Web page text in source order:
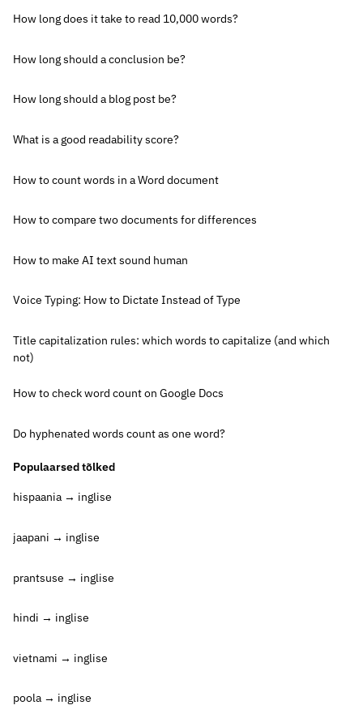
How long does it take to read 10,000 words?
How long should a conclusion be?
How long should a blog post be?
What is a good readability score?
How to count words in a Word document
How to compare two documents for differences
How to make AI text sound human
Voice Typing: How to Dictate Instead of Type
Title capitalization rules: which words to capitalize (and which
not)
How to check word count on Google Docs
Do hyphenated words count as one word?
Populaarsed tõlked
hispaania → inglise
jaapani → inglise
prantsuse → inglise
hindi → inglise
vietnami → inglise
poola → inglise